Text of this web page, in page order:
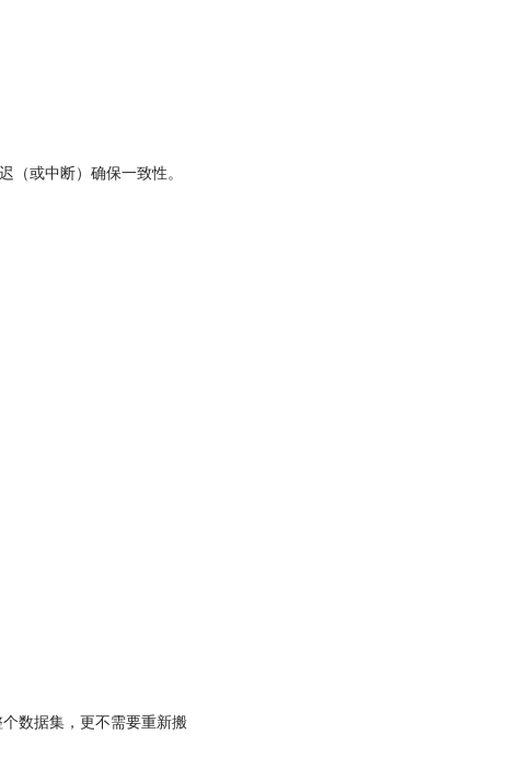
或中断）确保一致性。
数据集，更不需要重新搬